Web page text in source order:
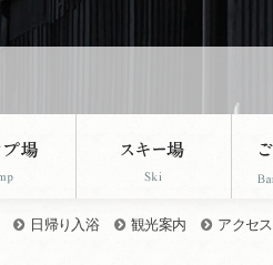
日帰り入浴 観光案内 アクセス